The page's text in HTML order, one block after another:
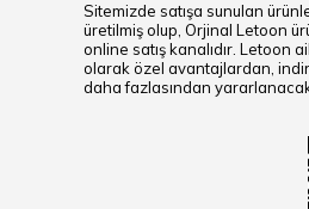
Sitemizde satışa sunulan
üretilmiş olup, Orjinal Letoon
online satış kanalıdır. Letoon
olarak özel avantajlardan,
daha fazlasından